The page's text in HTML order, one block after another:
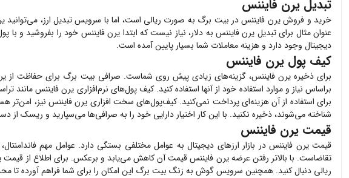
تبدیل یرن فایننس
خرید و فروشیرن فایننسدر بیت برگ به صورت ریالی است، اما با سرویس تبدیل ارز، می‌توانید
عنوان مثال برای تبدیل یرن فایننس به دلار، نیاز نیست که ابتدا یرن فایننس خود را بفروشید و با
دیجیتال وجود دارد و هزینه معاملات شما بسیار پایین آمده است.
کیف پول یرن فایننس
برای ذخیرهیرن فایننس، گزینه‌های زیادی پیش روی شماست. صرافی بیت برگ برای حفاظت از
براساس نیاز و موارد استفاده خود از آنها استفاده کنید. کیف پول‌های نرم‌افزاری یرن فایننسمانند
برای استفاده از آن هزینه‌ای پرداخت نمی‌کنید. کیف‌پول‌های سخت افزاری یرن فایننس نیز، امن‌تر
شناخته می‌شوند، ذخیره نکنید. با این کار اختیار دارایی خود را به صرافی‌ها می‌سپارید و ریسک از
قیمت یرن فایننس
قیمتیرن فایننسدر بازار ارزهای دیجیتال به عوامل مختلفی بستگی دارد. عوامل مهم
تقاضاست. با بالاتر رفتن عرضهیرن فایننسقیمت آن کاهش می‌یابد و برعکس. برای اطلاع از قیمت
ریالی دنبال کنید. همچنین سرویس گوش به زنگ بیت برگ این امکان را برای شما فراهم آورده تا